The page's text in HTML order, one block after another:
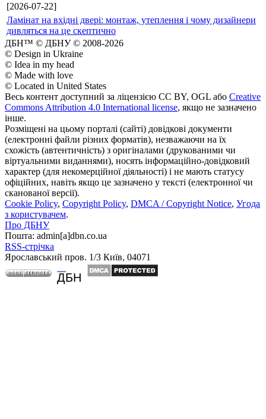
[2026-07-22]
Ламінат на вхідні двері: монтаж, утеплення і чому дизайнери
дивляться на це скептично
ДБН™ © ДБНУ © 2008-2026
© Design in Ukraine
© Idea in my head
© Made with love
© Located in United States
Весь контент доступний за ліцензією CC BY, OGL або Creative
Commons Attribution 4.0 International license, якщо не зазначено
інше.
Розміщені на цьому порталі (сайті) довідкові документи
(електронні файли різних форматів), незважаючи на їх
схожість (автентичність) з оригіналами (друкованими чи
віртуальними виданнями), носять інформаційно-довідковий
характер (для некомерційної діяльності) і не мають статусу
офіційних, навіть якщо це зазначено у тексті (електронної чи
сканованої версії).
Cookie Policy, Copyright Policy, DMCA / Copyright Notice, Угода
з користувачем.
Про ДБНУ
Пошта: admin[а]dbn.co.ua
RSS-стрічка
Ярославський пров. 1/3 Київ, 04071